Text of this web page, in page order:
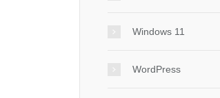
Windows 11
WordPress